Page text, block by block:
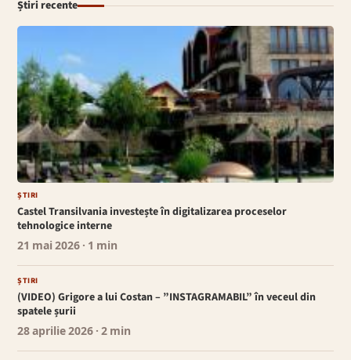
Știri recente
ȘTIRI
Castel Transilvania investește în digitalizarea proceselor
tehnologice interne
21 mai 2026 · 1 min
ȘTIRI
(VIDEO) Grigore a lui Costan – ”INSTAGRAMABIL” în veceul din
spatele șurii
28 aprilie 2026 · 2 min